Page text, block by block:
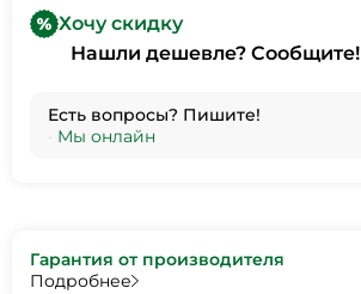
Хочу скидку
Нашли дешевле? Сообщите!
Есть вопросы? Пишите!
• Мы онлайн
Гарантия от производителя
Подробнее